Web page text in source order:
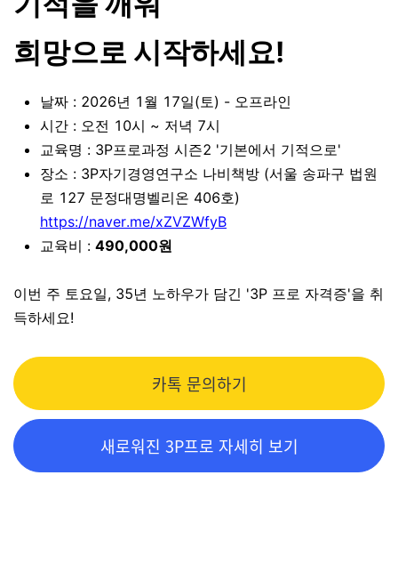
희망으로 시작하세요!
날짜 : 2026년 1월 17일(토) - 오프라인
시간 : 오전 10시 ~ 저녁 7시
교육명 : 3P프로과정 시즌2 '기본에서 기적으로'
장소 : 3P자기경영연구소 나비책방 (서울 송파구 법원
로 127 문정대명벨리온 406호)
https://naver.me/xZVZWfyB
교육비 : 490,000원
이번 주 토요일, 35년 노하우가 담긴 '3P 프로 자격증'을 취
득하세요!
카톡 문의하기
새로워진 3P프로 자세히 보기